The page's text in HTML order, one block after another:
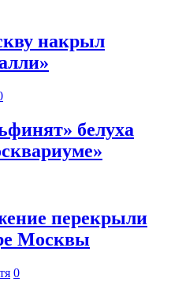
накрыл
белуха
перекрыли
Москвы
0